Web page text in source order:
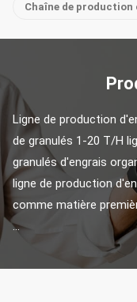
Chaîne de production
Ligne de production
de granulés 1-20 T/H
granulés d'engrais
ligne de production
comme matière
...